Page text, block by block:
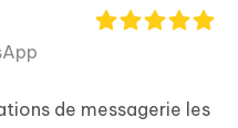
de messagerie les